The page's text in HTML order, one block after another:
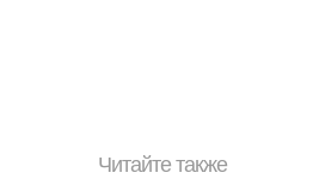
Читайте также